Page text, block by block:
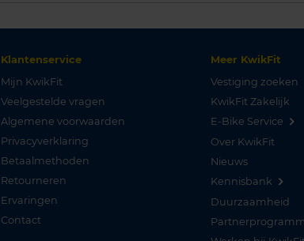
Klantenservice
Mijn KwikFit
Veelgestelde vragen
Algemene voorwaarden
Privacyverklaring
Betaalmethoden
Retourneren
Ervaringen
Contact
Meer KwikFit
Vestiging zoeken
KwikFit Zakelijk
E-Bike Service
Over KwikFit
Nieuws
Kennisbank
Duurzaamheid